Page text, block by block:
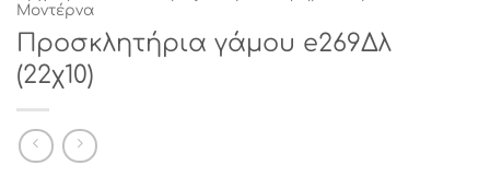
Μοντέρνα
Προσκλητήρια γάμου e269Δλ
(22χ10)